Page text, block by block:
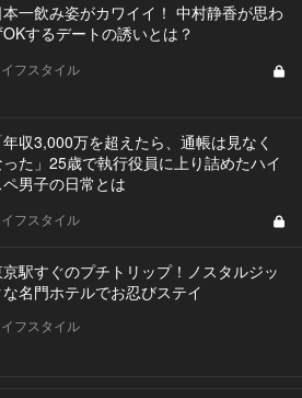
本一飲み姿がカワイイ！ 中村静香が思わ
するデートの誘いとは？
フスタイル
年収3,000万を超えたら、通帳は見なく
った」25歳で執行役員に上り詰めたハイ
ペ男子の日常とは
フスタイル
駅すぐのプチトリップ！ノスタルジッ
な名門ホテルでお忍びステイ
フスタイル